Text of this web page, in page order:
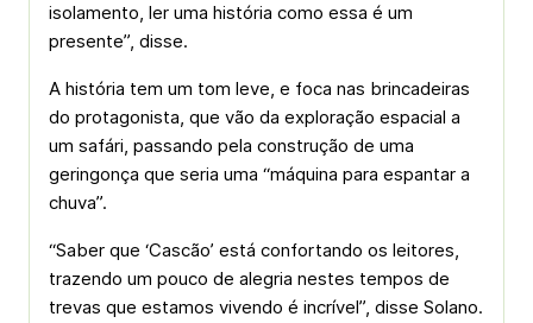
isolamento, ler uma história como essa é um
presente”, disse.
A história tem um tom leve, e foca nas brincadeiras
do protagonista, que vão da exploração espacial a
um safári, passando pela construção de uma
geringonça que seria uma “máquina para espantar a
chuva”.
“Saber que ‘Cascão’ está confortando os leitores,
trazendo um pouco de alegria nestes tempos de
trevas que estamos vivendo é incrível”, disse Solano.